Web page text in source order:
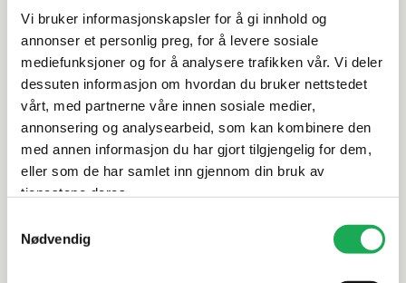
Vi bruker informasjonskapsler for å gi innhold og
annonser et personlig preg, for å levere sosiale
mediefunksjoner og for å analysere trafikken vår. Vi deler
dessuten informasjon om hvordan du bruker nettstedet
vårt, med partnerne våre innen sosiale medier,
annonsering og analysearbeid, som kan kombinere den
med annen informasjon du har gjort tilgjengelig for dem,
eller som de har samlet inn gjennom din bruk av
tjenestene deres.
Nødvendig
Spesifikasjoner
Rengjøring og vedlikehold
Leveringsinformasjon
Dokumentasjon